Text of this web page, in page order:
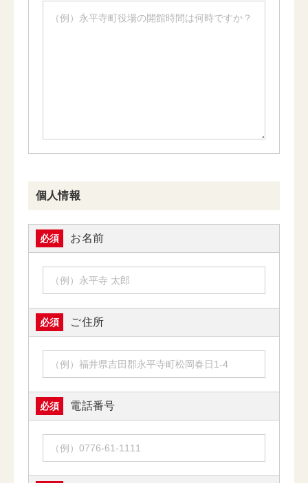
個人情報
必須 お名前
必須 ご住所
必須 電話番号